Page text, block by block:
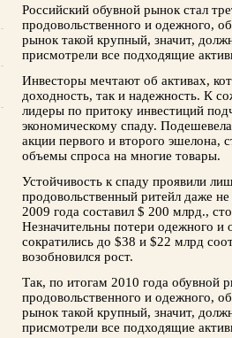
Российский обувной рынок стал
продовольственного и одежного,
рынок такой крупный, значит,
присмотрели все подходящие
Инвесторы мечтают об активах,
доходность, так и надежность. К
лидеры по притоку инвестиций
экономическому спаду.
акции первого и второго эшелона,
объемы спроса на многие товары.
Устойчивость к спаду проявили
продовольственный ритейл даже
2009 года составил $ 200 млрд.,
Незначительны потери одежного
сократились до $38 и $22 млрд
возобновился рост.
Так, по итогам 2010 года обувной
продовольственного и одежного,
рынок такой крупный, значит,
присмотрели все подходящие